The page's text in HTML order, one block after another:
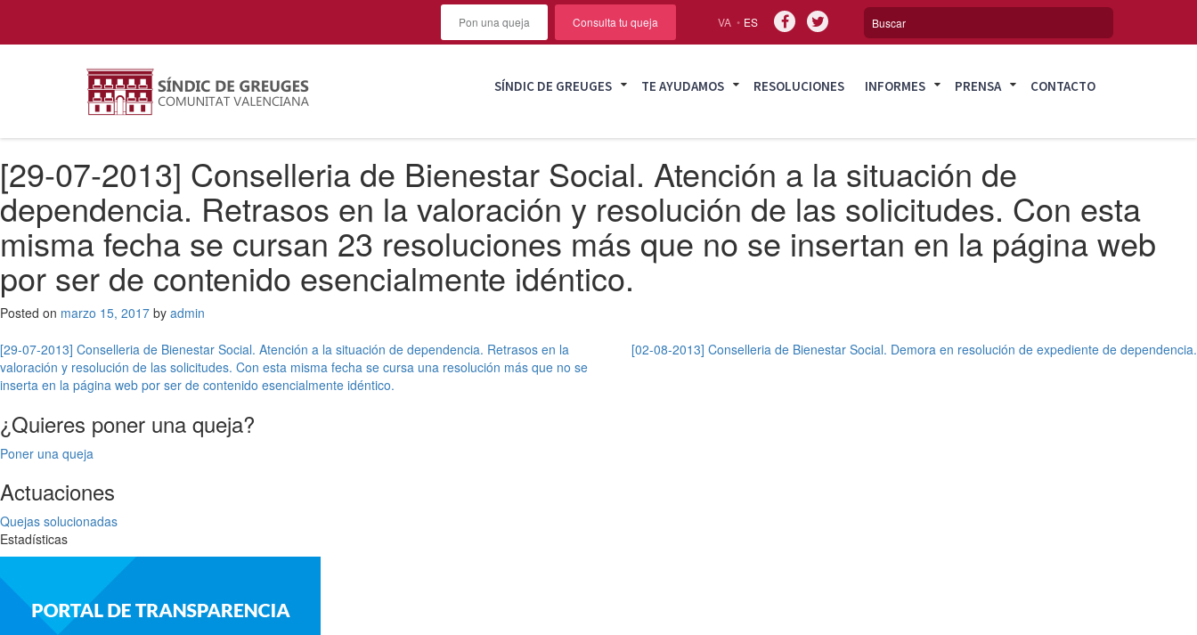
VA ES
Pon una queja Consulta tu queja
SÍNDIC DE GREUGES TE AYUDAMOS RESOLUCIONES INFORMES PRENSA CONTACTO
[29-07-2013] Conselleria de Bienestar Social. Atención a la situación de
dependencia. Retrasos en la valoración y resolución de las solicitudes. Con esta
misma fecha se cursan 23 resoluciones más que no se insertan en la página web
por ser de contenido esencialmente idéntico.
Posted on marzo 15, 2017 by admin
Navegación
de
entradas
[29-07-2013] Conselleria de Bienestar Social. Atención a la situación de dependencia. Retrasos en la
valoración y resolución de las solicitudes. Con esta misma fecha se cursa una resolución más que no se
inserta en la página web por ser de contenido esencialmente idéntico.
[02-08-2013] Conselleria de Bienestar Social. Demora en resolución de expediente de dependencia.
¿Quieres poner una queja?
Poner una queja
Actuaciones
Quejas solucionadas
Estadísticas